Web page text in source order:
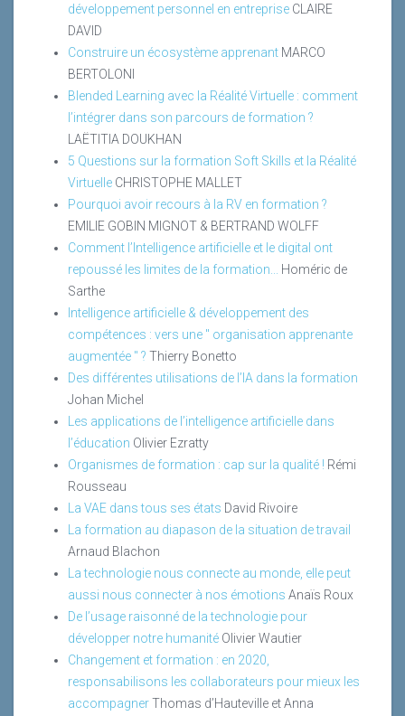
développement personnel en entreprise CLAIRE
DAVID
Construire un écosystème apprenant MARCO
BERTOLONI
Blended Learning avec la Réalité Virtuelle : comment
l’intégrer dans son parcours de formation ?
LAËTITIA DOUKHAN
5 Questions sur la formation Soft Skills et la Réalité
Virtuelle CHRISTOPHE MALLET
Pourquoi avoir recours à la RV en formation ?
EMILIE GOBIN MIGNOT & BERTRAND WOLFF
Comment l’Intelligence artificielle et le digital ont
repoussé les limites de la formation...
Homéric de
Sarthe
Intelligence artificielle & développement des
compétences : vers une " organisation apprenante
augmentée " ? Thierry Bonetto
Des différentes utilisations de l’IA dans la formation
Johan Michel
Les applications de l’intelligence artificielle dans
l’éducation Olivier Ezratty
Organismes de formation : cap sur la qualité ! Rémi
Rousseau
La VAE dans tous ses états David Rivoire
La formation au diapason de la situation de travail
Arnaud Blachon
La technologie nous connecte au monde, elle peut
aussi nous connecter à nos émotions Anaïs Roux
De l’usage raisonné de la technologie pour
développer notre humanité Olivier Wautier
Changement et formation : en 2020,
responsabilisons les collaborateurs pour mieux les
accompagnerThomas d’Hauteville et Anna